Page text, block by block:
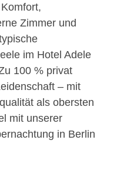
Zimmer und
im Hotel Adele
100 % privat
– mit
als obersten
mit unserer
in Berlin